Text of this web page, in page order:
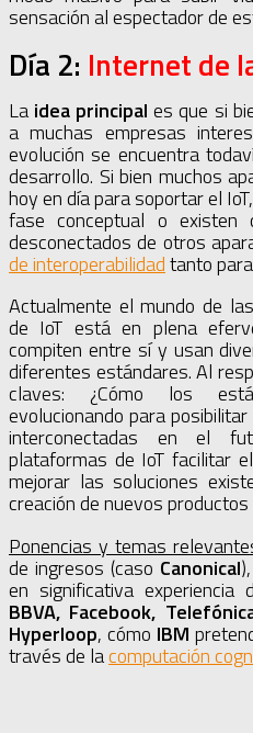
sensación al espectador de
Día 2: Internet de
La idea principal es que si
a muchas empresas
evolución se encuentra
desarrollo. Si bien muchos
hoy en día para soportar el
fase conceptual o existen
desconectados de otros
de interoperabilidadtanto
Actualmente el mundo de
de IoT está en plena
compiten entre sí y usan
diferentes estándares. Al
claves: ¿Cómo los
evolucionando para
interconectadas en el
plataformas de IoT facilitar el
mejorar las soluciones
creación de nuevos
Ponencias y temas
de ingresos (caso Canonical
en significativa experiencia
BBVA, Facebook,
Hyperloop, cómo IBM
través de lacomputación